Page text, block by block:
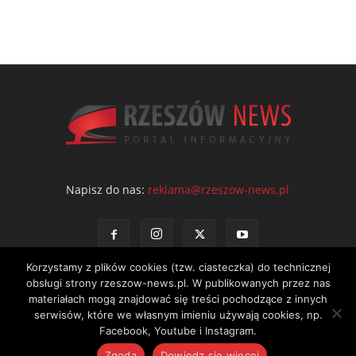
Napisz do nas: reklama@rzeszow-news.pl
Kontakt Polityka prywatności Regulamin portalu
© NEWS Sp. z o.o. - wydawca portalu Rzeszów News. Wszystkie prawa
Korzystamy z plików cookies (tzw. ciasteczka) do technicznej
obsługi strony rzeszow-news.pl. W publikowanych przez nas
materiałach mogą znajdować się treści pochodzące z innych
serwisów, które we własnym imieniu używają cookies, np.
Facebook, Youtube i Instagram.